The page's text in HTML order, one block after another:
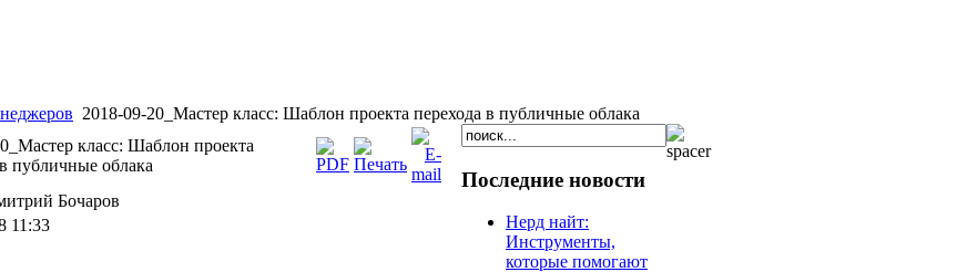
2018-09-20_Мастер класс: Шаблон проекта перехода в публичные облака
класс: Шаблон проекта
публичные облака
Бочаров
11:33
Последние новости
Нерд найт:
Инструменты,
которые помогают